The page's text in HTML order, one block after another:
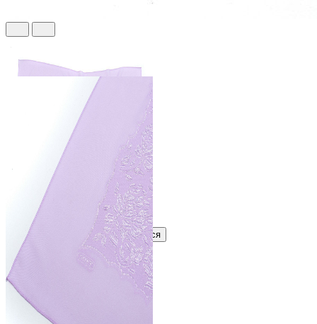
Узнать оптовую цену сейчас
Зарегистрироваться
Оптом
Цвет: